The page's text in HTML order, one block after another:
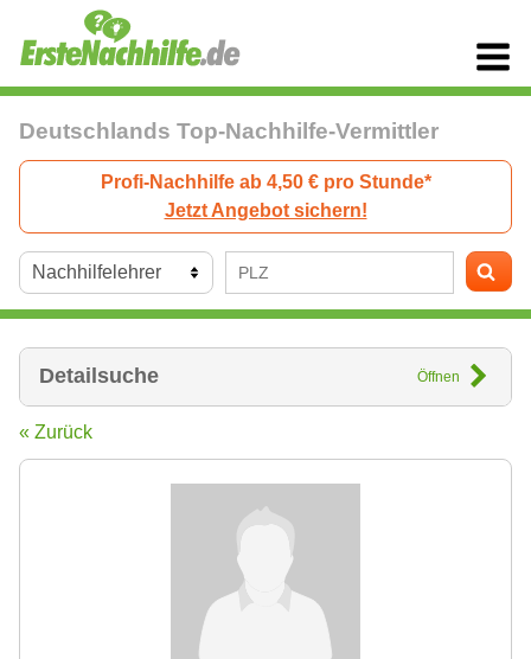
Deutschlands Top-Nachhilfe-Vermittler
Profi-Nachhilfe ab 4,50 € pro Stunde*
Jetzt Angebot sichern!
Detailsuche Öffnen
« Zurück